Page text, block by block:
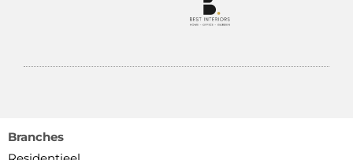
Branches